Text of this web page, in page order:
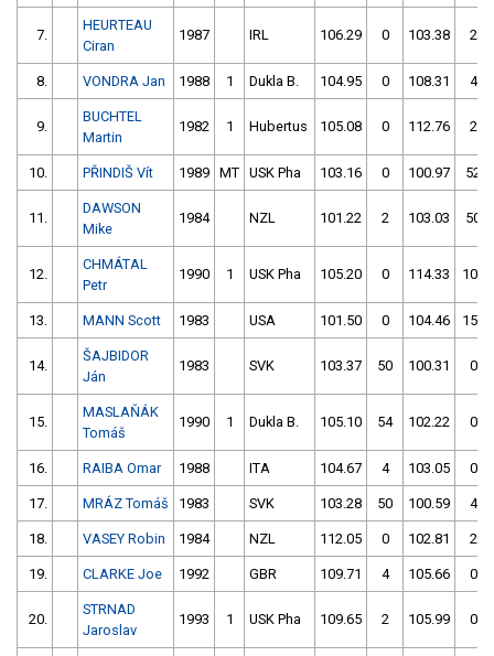
7.
HEURTEAU
Ciran
1987 IRL 106.29 0 103.38 2
8. VONDRA Jan 1988 1 Dukla B. 104.95 0 108.31 4
9.
BUCHTEL
Martin
1982 1 Hubertus 105.08 0 112.76 2
10. PŘINDIŠ Vít 1989 MT USK Pha 103.16 0 100.97 52
11.
DAWSON
Mike
1984 NZL 101.22 2 103.03 50
12.
CHMÁTAL
Petr
1990 1 USK Pha 105.20 0 114.33 106
13. MANN Scott 1983 USA 101.50 0 104.46 150
14.
ŠAJBIDOR
Ján
1983 SVK 103.37 50 100.31 0
15.
MASLAŇÁK
Tomáš
1990 1 Dukla B. 105.10 54 102.22 0
16. RAIBA Omar 1988 ITA 104.67 4 103.05 0
17. MRÁZ Tomáš 1983 SVK 103.28 50 100.59 4
18. VASEY Robin 1984 NZL 112.05 0 102.81 2
19. CLARKE Joe 1992 GBR 109.71 4 105.66 0
20.
STRNAD
Jaroslav
1993 1 USK Pha 109.65 2 105.99 0